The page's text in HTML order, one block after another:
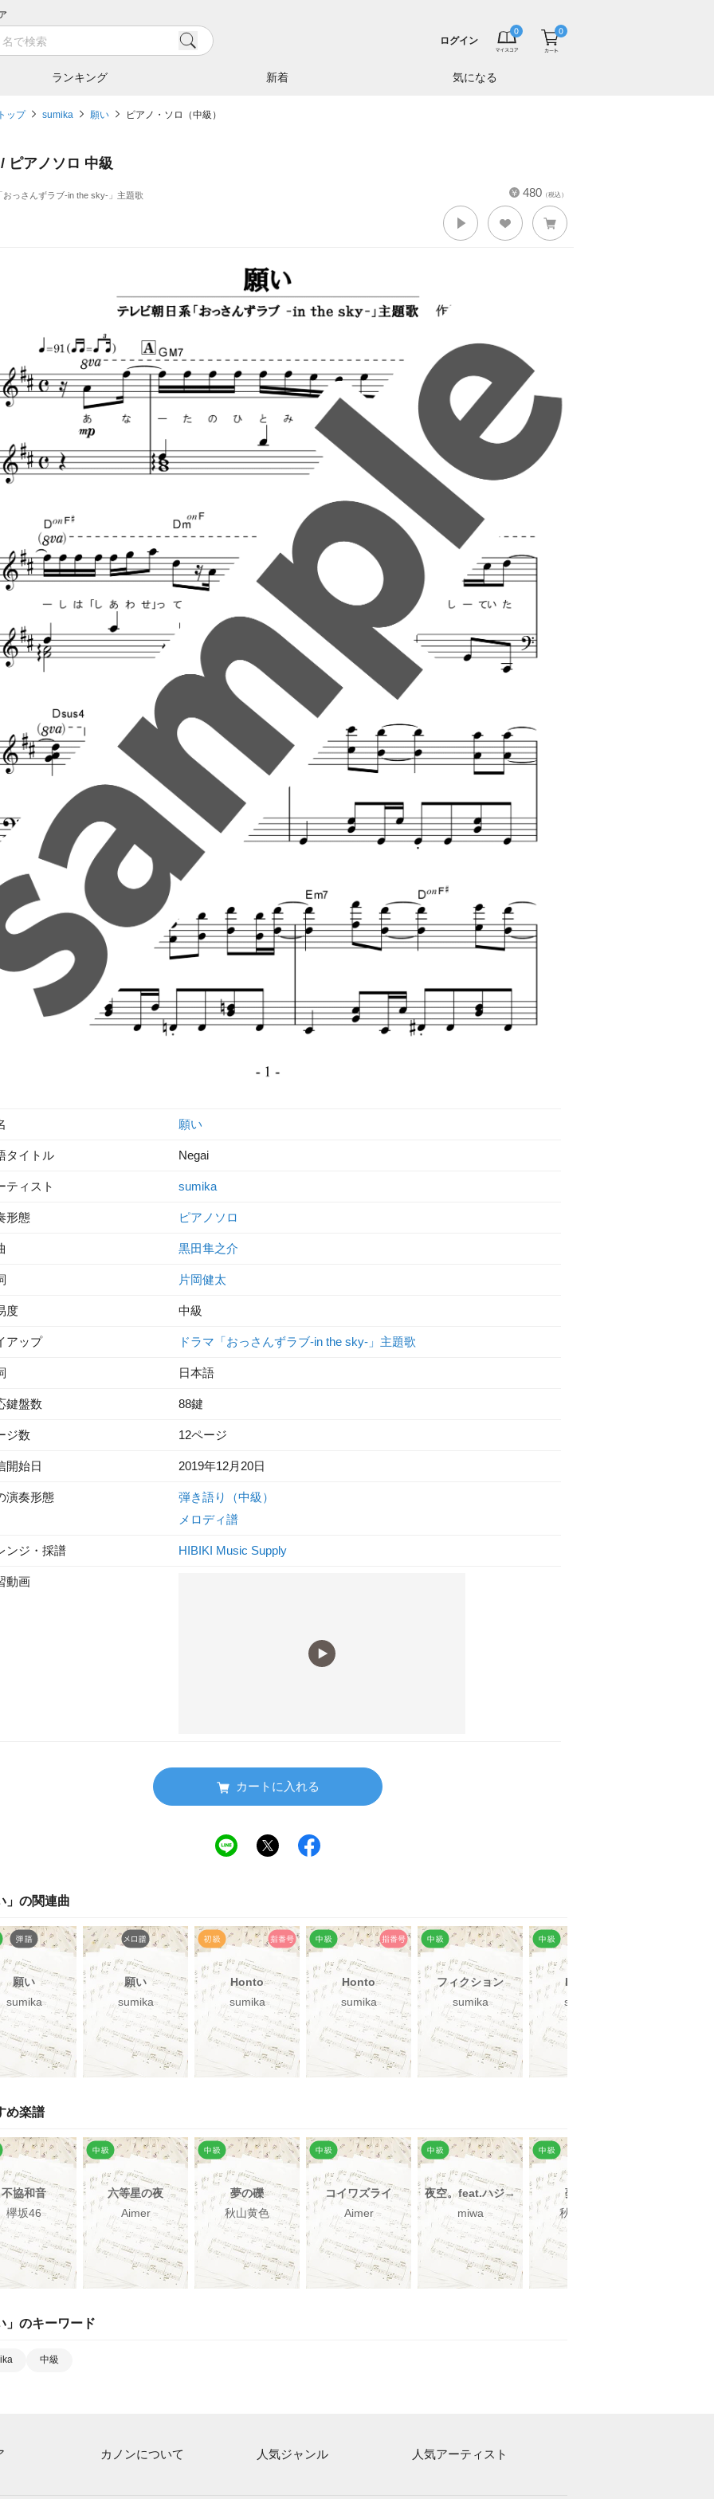
ランキング 新着 気になる
ログイン
ップ sumika 願い ピアノ・ソロ（中級）
ピアノソロ 中級
おっさんずラブ-in the sky-」主題歌
480 （税込）
願い
タイトル Negai
ティスト sumika
形態 ピアノソロ
黒田隼之介
片岡健太
度 中級
アップ ドラマ「おっさんずラブ-in the sky-」主題歌
日本語
鍵盤数 88鍵
ジ数 12ページ
開始日 2019年12月20日
演奏形態
弾き語り（中級）
メロディ譜
ンジ・採譜 HIBIKI Music Supply
動画
カートに入れる
」の関連曲
願い
sumika
願い
sumika
Honto
sumika
Honto
sumika
フィクション
sumika
Honto
sumika
め楽譜
不協和音
欅坂46
六等星の夜
Aimer
夢の礫
秋山黄色
コイワズライ
Aimer
夜空。feat.ハジ→
miwa
夢の礫
秋山黄色
」のキーワード
中級
カノンについて 人気ジャンル 人気アーティスト